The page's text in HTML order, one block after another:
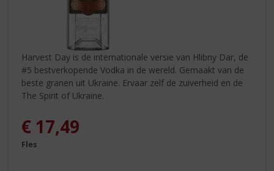
Harvest Day is de internationale versie van Hlibny Dar, de
#5 bestverkopende Vodka in de wereld. Gemaakt van de
beste granen uit Ukraine. Ervaar zelf de zuiverheid en de
The Spirit of Ukraine.
€ 17,49
Fles